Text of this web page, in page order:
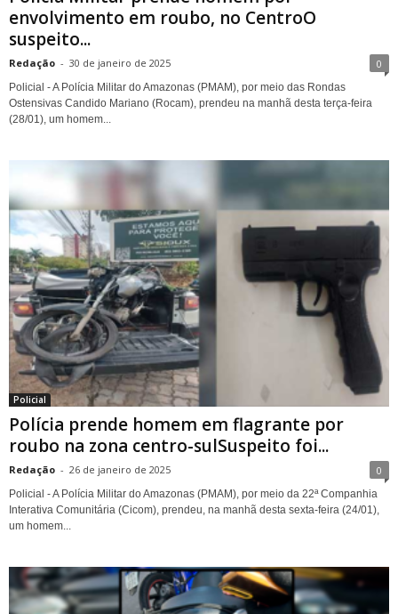
envolvimento em roubo, no CentroO
suspeito...
Redação - 30 de janeiro de 2025 0
Policial - A Polícia Militar do Amazonas (PMAM), por meio das Rondas
Ostensivas Candido Mariano (Rocam), prendeu na manhã desta terça-feira
(28/01), um homem...
Policial
Polícia prende homem em flagrante por
roubo na zona centro-sulSuspeito foi...
Redação - 26 de janeiro de 2025 0
Policial - A Polícia Militar do Amazonas (PMAM), por meio da 22ª Companhia
Interativa Comunitária (Cicom), prendeu, na manhã desta sexta-feira (24/01),
um homem...